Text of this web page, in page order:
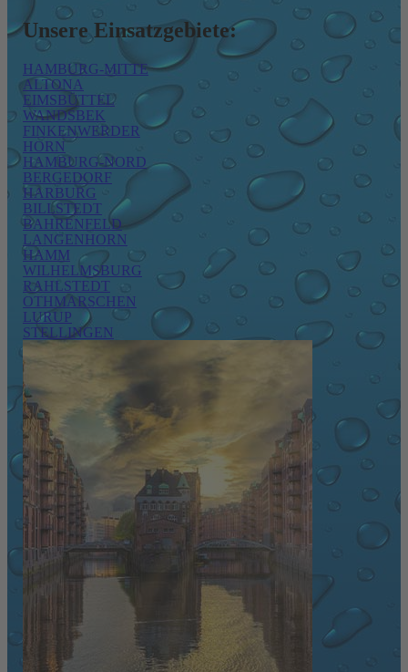
Unsere Einsatzgebiete:
HAMBURG-MITTE
ALTONA
EIMSBÜTTEL
WANDSBEK
FINKENWERDER
HORN
HAMBURG-NORD
BERGEDORF
HARBURG
BILLSTEDT
BAHRENFELD
LANGENHORN
HAMM
WILHELMSBURG
RAHLSTEDT
OTHMARSCHEN
LURUP
STELLINGEN